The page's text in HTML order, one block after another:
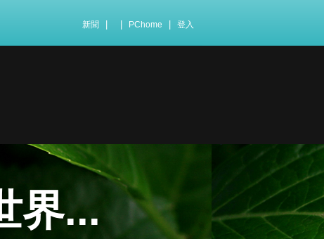
新聞 PChome 登入
界...